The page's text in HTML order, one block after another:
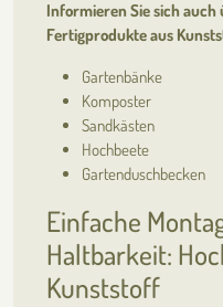
Informieren Sie sich
Fertigprodukte aus
Gartenbänke
Komposter
Sandkästen
Hochbeete
Gartenduschbecken
Einfache
Haltbarkeit:
Kunststoff